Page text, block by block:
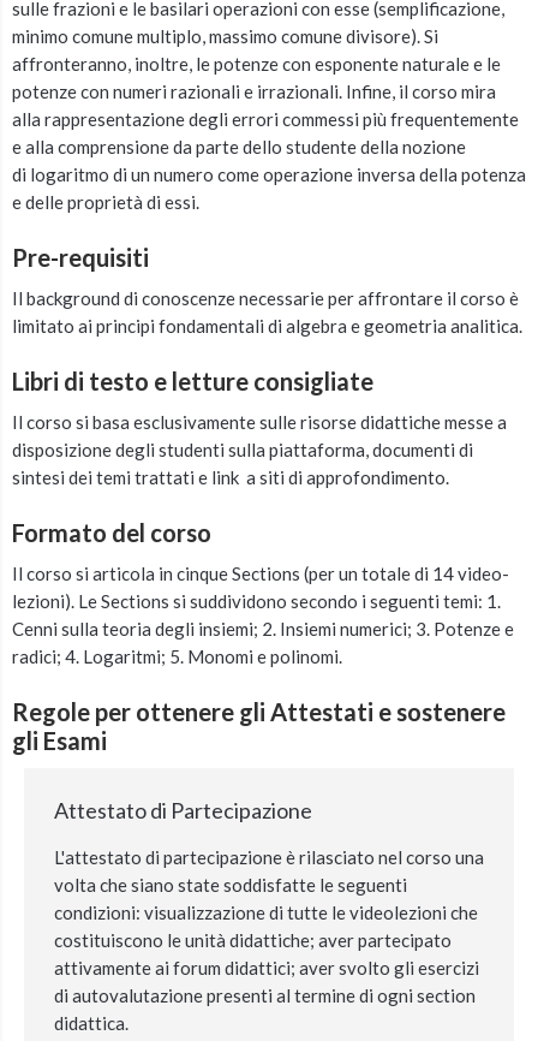
sulle frazioni e le basilari operazioni con esse (semplificazione,
minimo comune multiplo, massimo comune divisore). Si
affronteranno, inoltre, lepotenze con esponente naturale e le
potenze con numeri razionali e irrazionali. Infine, il corso mira
alla rappresentazione degli errori commessi più frequentemente
e alla comprensione da parte dello studente della nozione
di logaritmo di un numero come operazione inversa della potenza
e delle proprietà di essi.
Pre-requisiti
Il background di conoscenze necessarie per affrontare il corso è
limitato ai principi fondamentali di algebra e geometria analitica.
Libri di testo e letture consigliate
Il corso si basa esclusivamente sulle risorse didattiche messe a
disposizione degli studenti sulla piattaforma, documenti di
sintesi dei temi trattati e link a siti di approfondimento.
Formato del corso
Il corso si articola in cinque Sections (per un totale di 14 video-
lezioni). Le Sections si suddividono secondo i seguenti temi: 1.
Cenni sulla teoria degli insiemi; 2. Insiemi numerici; 3. Potenze e
radici; 4. Logaritmi; 5. Monomi e polinomi.
Regole per ottenere gli Attestati e sostenere
gli Esami
Attestato di Partecipazione
L'attestato di partecipazione è rilasciato nel corso una
volta che siano state soddisfatte le seguenti
condizioni: visualizzazione di tutte le videolezioni che
costituiscono le unità didattiche; aver partecipato
attivamente ai forum didattici; aver svolto gli esercizi
di autovalutazione presenti al termine di ogni section
didattica.